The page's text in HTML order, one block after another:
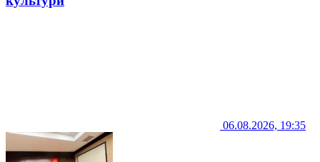
06.08.2026, 19:35